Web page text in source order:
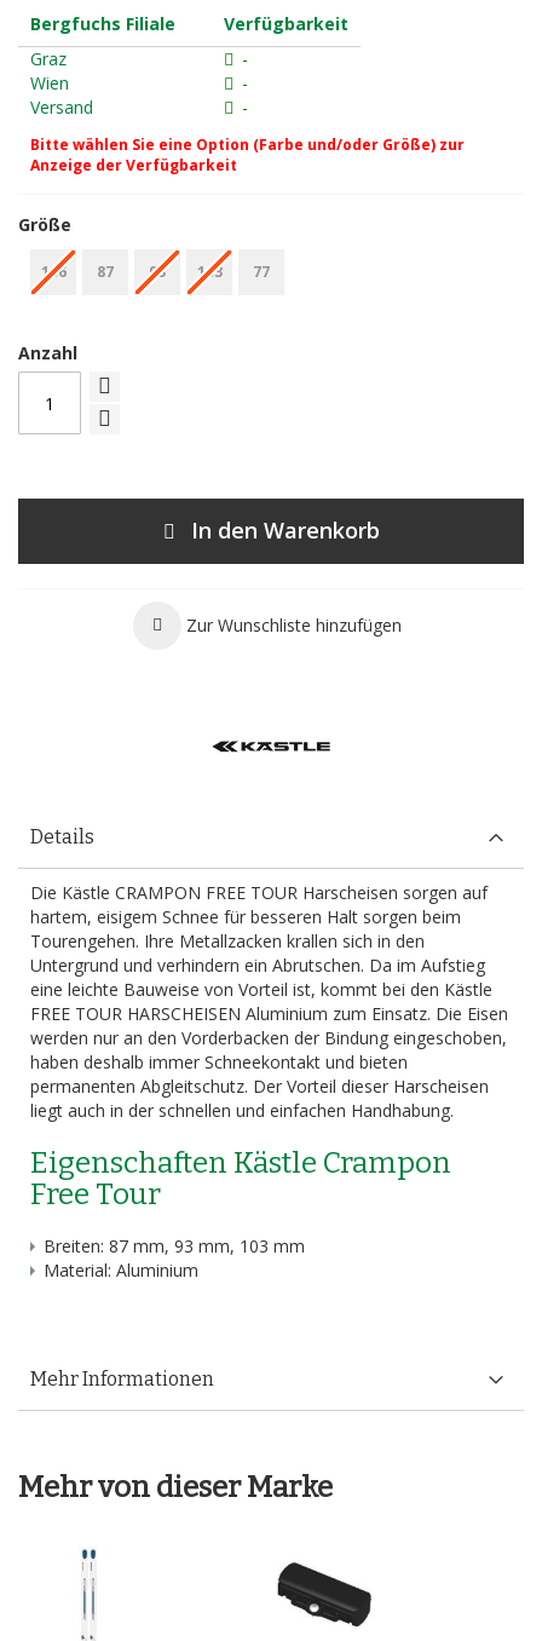
Bergfuchs Filiale
Verfügbarkeit
Graz
-
Wien
-
Versand
-
Bitte wählen Sie eine Option (Farbe und/oder Größe) zur
Anzeige der Verfügbarkeit
Größe
106 87 93 103 77
Anzahl
In den Warenkorb
Zur Wunschliste hinzufügen
Details
Die Kästle CRAMPON FREE TOUR Harscheisen sorgen auf
hartem, eisigem Schnee für besseren Halt sorgen beim
Tourengehen. Ihre Metallzacken krallen sich in den
Untergrund und verhindern ein Abrutschen. Da im Aufstieg
eine leichte Bauweise von Vorteil ist, kommt bei den Kästle
FREE TOUR HARSCHEISEN Aluminium zum Einsatz. Die Eisen
werden nur an den Vorderbacken der Bindung eingeschoben,
haben deshalb immer Schneekontakt und bieten
permanenten Abgleitschutz. Der Vorteil dieser Harscheisen
liegt auch in der schnellen und einfachen Handhabung.
Eigenschaften Kästle Crampon
Free Tour
Breiten: 87 mm, 93 mm, 103 mm
Material: Aluminium
Mehr Informationen
Mehr von dieser Marke